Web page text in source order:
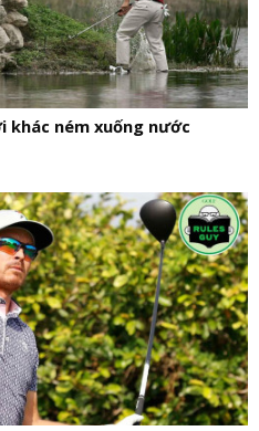
khác ném xuống nước